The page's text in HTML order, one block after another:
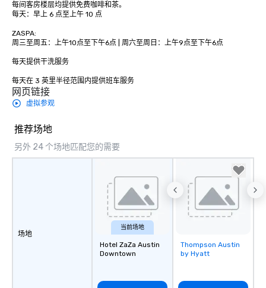
team building. All-Inclusive Group
Dining When meeting planners book a
corporate group event through Lip
Smacking Foodie Tours, the entire
group is assured a top-notch dining
signature dishes at each restaurant.
Our affordable tours are priced per
person with tax and gratuities
are drinks. However, a beverage
package upgrade is available, which
provides guests a signature cocktail
Our exclusive experiences provide the
ultimate networking opportunities. At
a typical sit-down dinner, you’re lucky
to engage the person to the left and
right of you. Because our tours take
place at multiple restaurants, with
walking in between, there are
with different people when you sit
每间客房楼层均提供免费咖啡和茶。
每天：早上 6 点至上午 10 点
ZASPA:
周三至周五：上午10点至下午6点 | 周六至周日：上午9点至下午6点
每天提供干洗服务
每天在 3 英里半径范围内提供班车服务
网页链接
虚拟参观
推荐场地
另外 24 个场地匹配您的需要
场地
当前场地
Hotel ZaZa Austin
Downtown
Removed from
favorites
Thompson Austin
by Hyatt